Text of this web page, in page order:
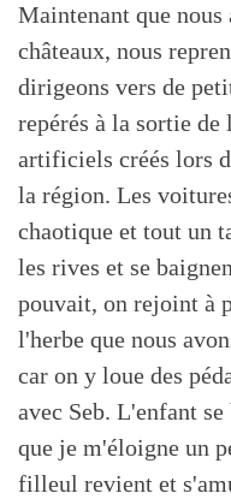
Maintenant que
châteaux, nous
dirigeons vers de
repérés à la sortie
artificiels créés lors
la région. Les
chaotique et tout un
les rives et se
pouvait, on rejoint à
l'herbe que nous
car on y loue des
avec Seb. L'enfant
que je m'éloigne un
filleul revient et